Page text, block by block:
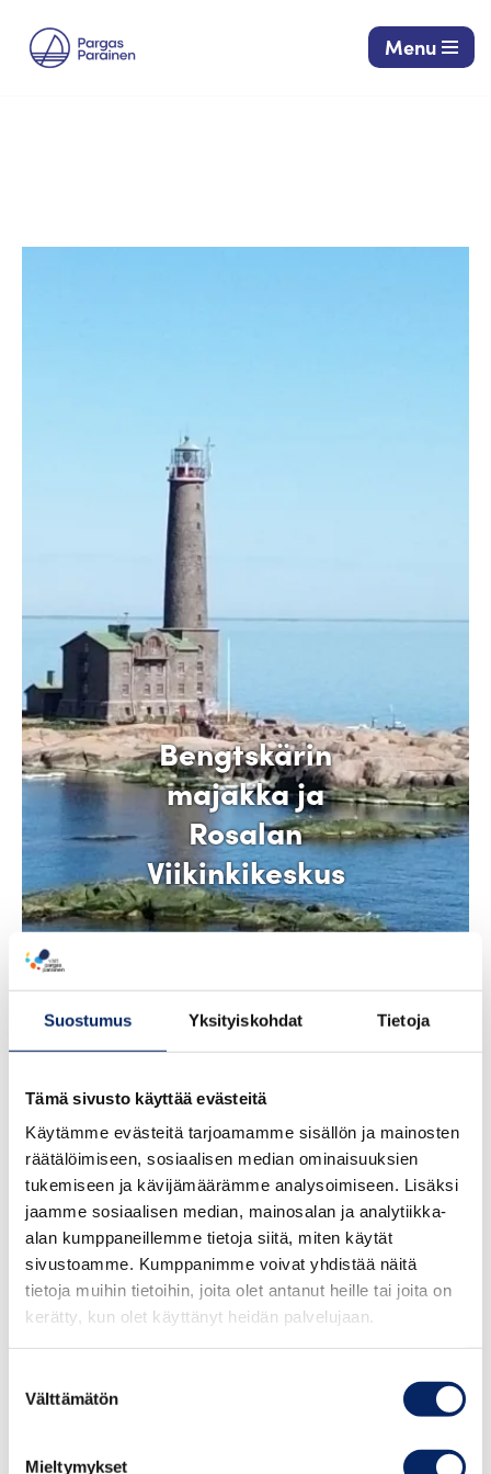
Suostumus Yksityiskohdat Tietoja
Tämä sivusto käyttää evästeitä
Käytämme evästeitä tarjoamamme sisällön ja mainosten
räätälöimiseen, sosiaalisen median ominaisuuksien
tukemiseen ja kävijämäärämme analysoimiseen. Lisäksi
jaamme sosiaalisen median, mainosalan ja analytiikka-
alan kumppaneillemme tietoja siitä, miten käytät
sivustoamme. Kumppanimme voivat yhdistää näitä
tietoja muihin tietoihin, joita olet antanut heille tai joita on
kerätty, kun olet käyttänyt heidän palvelujaan.
valinta
Välttämätön
Mieltymykset
Siirry
Menu
Bengtskärin
majakka ja
Rosalan
Viikinkikeskus
Bengtskärin majakka ja
Rosalan Viikinkikeskus